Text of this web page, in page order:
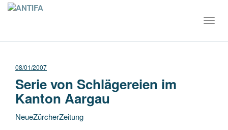
08/01/2007
Serie von Schlägereien im
Kanton Aargau
NeueZürcherZeitung